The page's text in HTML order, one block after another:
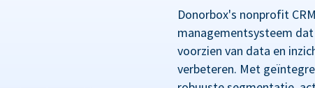
Donorbox's nonprofit
managementsysteem
voorzien van data en
verbeteren. Met